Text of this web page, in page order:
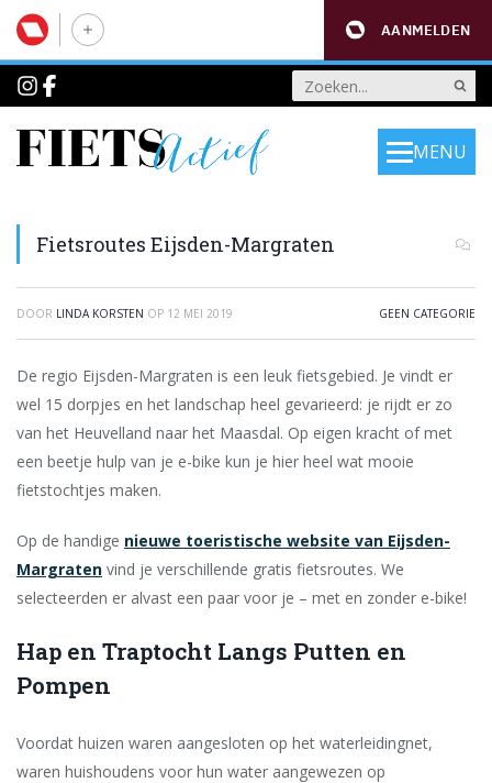
AANMELDEN
MENU
Fietsroutes Eijsden-Margraten
DOOR LINDA KORSTEN OP 12 MEI 2019 GEEN CATEGORIE
De regio Eijsden-Margraten is een leuk fietsgebied. Je vindt er
wel 15 dorpjes en het landschap heel gevarieerd: je rijdt er zo
van het Heuvelland naar het Maasdal. Op eigen kracht of met
een beetje hulp van je e-bike kun je hier heel wat mooie
fietstochtjes maken.
Op de handige nieuwe toeristische website van Eijsden-
Margraten vind je verschillende gratis fietsroutes. We
selecteerden er alvast een paar voor je – met en zonder e-bike!
Hap en Traptocht Langs Putten en
Pompen
Voordat huizen waren aangesloten op het waterleidingnet,
waren huishoudens voor hun water aangewezen op